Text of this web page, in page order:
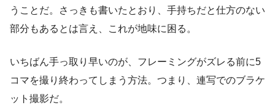
うことだ。さっきも書いたとおり、手持ちだと仕方のない
部分もあるとは言え、これが地味に困る。
いちばん手っ取り早いのが、フレーミングがズレる前に5
コマを撮り終わってしまう方法。つまり、連写でのブラケ
ット撮影だ。